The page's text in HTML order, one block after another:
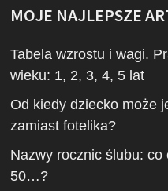
MOJE NAJLEPSZE
Tabela wzrostu i wagi.
wieku: 1, 2, 3, 4, 5 lat
Od kiedy dziecko może
zamiast fotelika?
Nazwy rocznic ślubu:
50…?